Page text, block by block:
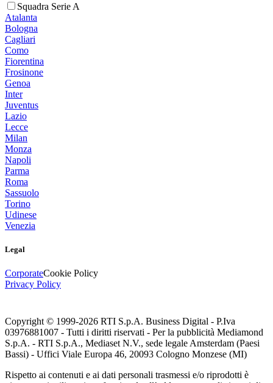
Squadra Serie A
Atalanta
Bologna
Cagliari
Como
Fiorentina
Frosinone
Genoa
Inter
Juventus
Lazio
Lecce
Milan
Monza
Napoli
Parma
Roma
Sassuolo
Torino
Udinese
Venezia
Legal
CorporateCookie Policy
Privacy Policy
Copyright © 1999-2026 RTI S.p.A. Business Digital - P.Iva
03976881007 - Tutti i diritti riservati - Per la pubblicità Mediamond
S.p.A. - RTI S.p.A., Mediaset N.V., sede legale Amsterdam (Paesi
Bassi) - Uffici Viale Europa 46, 20093 Cologno Monzese (MI)
Rispetto ai contenuti e ai dati personali trasmessi e/o riprodotti è